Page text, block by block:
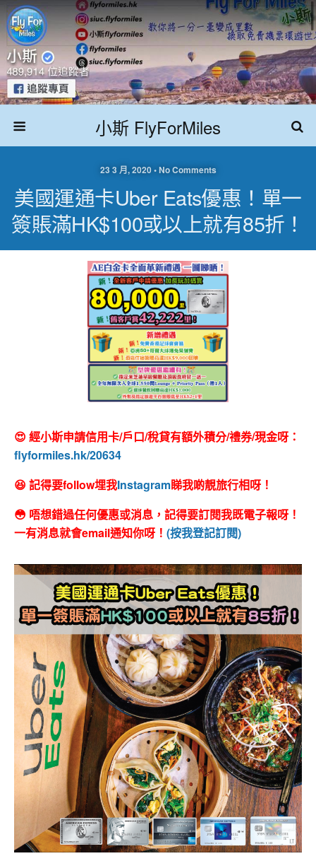
小斯 FlyForMiles
23 3 月, 2020 • No Comments
美國運通卡Uber Eats優惠！單一
簽賬滿HK$100或以上就有85折！
😍 經小斯申請信用卡/戶口/稅貸有額外積分/禮券/現金呀：
flyformiles.hk/20634
😆 記得要follow埋我Instagram睇我啲靚旅行相呀！
😳 唔想錯過任何優惠或消息，記得要訂閱我既電子報呀！
一有消息就會email通知你呀！ (按我登記訂閱)